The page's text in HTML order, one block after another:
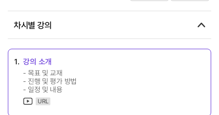
차시별 강의
1. 강의 소개
- 목표 및 교재
- 진행 및 평가 방법
- 일정 및 내용
URL